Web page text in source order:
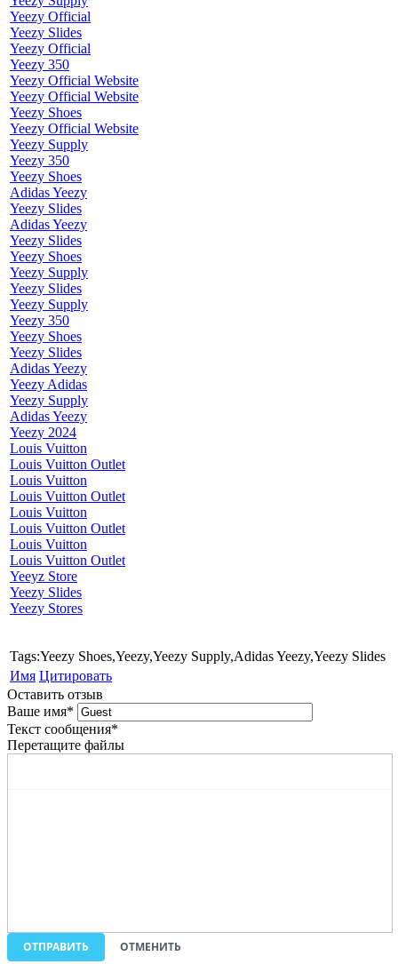
Yeezy Official
Yeezy Slides
Yeezy Official
Yeezy 350
Yeezy Official Website
Yeezy Official Website
Yeezy Shoes
Yeezy Official Website
Yeezy Supply
Yeezy 350
Yeezy Shoes
Adidas Yeezy
Yeezy Slides
Adidas Yeezy
Yeezy Slides
Yeezy Shoes
Yeezy Supply
Yeezy Slides
Yeezy Supply
Yeezy 350
Yeezy Shoes
Yeezy Slides
Adidas Yeezy
Yeezy Adidas
Yeezy Supply
Adidas Yeezy
Yeezy 2024
Louis Vuitton
Louis Vuitton Outlet
Louis Vuitton
Louis Vuitton Outlet
Louis Vuitton
Louis Vuitton Outlet
Louis Vuitton
Louis Vuitton Outlet
Yeeyz Store
Yeezy Slides
Yeezy Stores
Tags:Yeezy Shoes,Yeezy,Yeezy Supply,Adidas Yeezy,Yeezy Slides
Имя Цитировать
Оставить отзыв
Ваше имя*
Текст сообщения*
Перетащите файлы
ОТПРАВИТЬ
ОТМЕНИТЬ